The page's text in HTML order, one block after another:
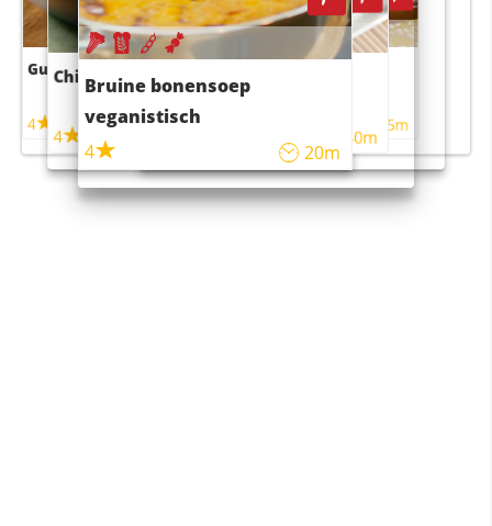
Guacamole
4
Chili con carne
4 45m
Bruine bonensoep
veganistisch
4
20m
Sushi rijstsalade
maaltijdsalade
40m
4 55m